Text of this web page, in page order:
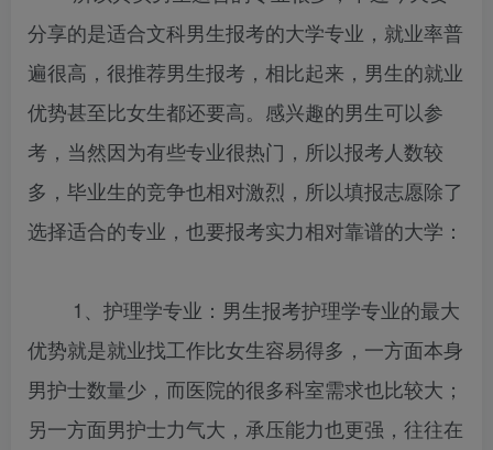
分享的是适合文科男生报考的大学专业，就业率普
遍很高，很推荐男生报考，相比起来，男生的就业
优势甚至比女生都还要高。感兴趣的男生可以参
考，当然因为有些专业很热门，所以报考人数较
多，毕业生的竞争也相对激烈，所以填报志愿除了
选择适合的专业，也要报考实力相对靠谱的大学：
1、护理学专业：男生报考护理学专业的最大
优势就是就业找工作比女生容易得多，一方面本身
男护士数量少，而医院的很多科室需求也比较大；
另一方面男护士力气大，承压能力也更强，往往在